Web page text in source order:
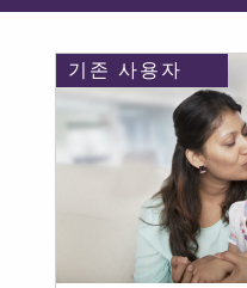
기존 사용자